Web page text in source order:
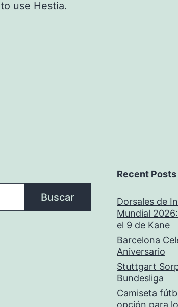
to use Hestia.
Buscar
Recent Posts
Dorsales de
Mundial
el 9 de Kane
Barcelona
Aniversario
Stuttgart
Bundesliga
Camiseta
opción para